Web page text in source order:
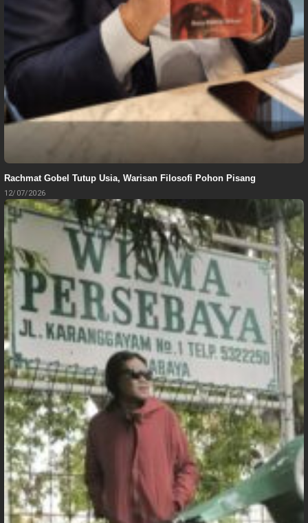
Rachmat Gobel Tutup Usia, Warisan Filosofi Pohon Pisang
12/07/2026